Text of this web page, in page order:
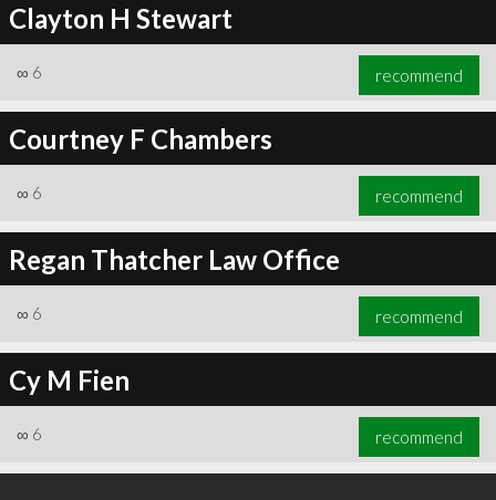
Clayton H Stewart
∞ 6 recommend
Courtney F Chambers
∞ 6 recommend
Regan Thatcher Law Office
∞ 6 recommend
Cy M Fien
∞ 6 recommend